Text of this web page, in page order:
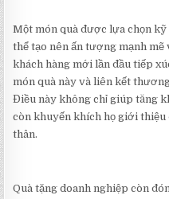
Một món quà được lựa chọn
thể tạo nên ấn tượng mạnh
khách hàng mới lần đầu tiếp
món quà này và liên kết
Điều này không chỉ giúp tăng
còn khuyến khích họ giới thiệu
thân.
Quà tặng doanh nghiệp còn